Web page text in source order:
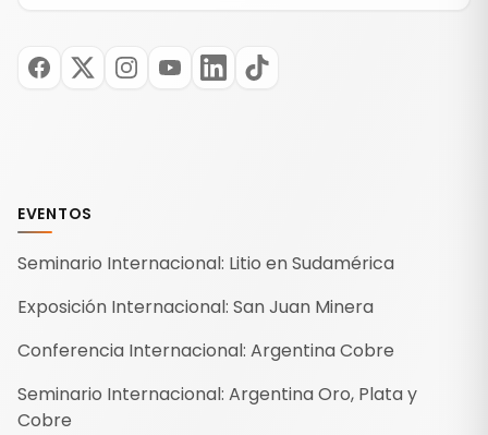
EVENTOS
Seminario Internacional: Litio en Sudamérica
Exposición Internacional: San Juan Minera
Conferencia Internacional: Argentina Cobre
Seminario Internacional: Argentina Oro, Plata y
Cobre